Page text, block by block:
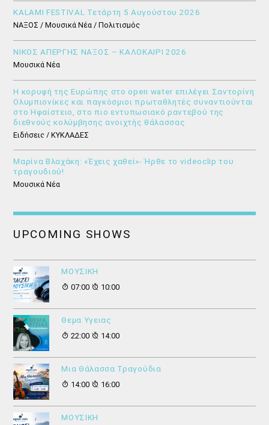
KALAMI FESTIVAL Τετάρτη 5 Αυγούστου 2026
ΝΑΞΟΣ / Μουσικά Νέα / Πολιτισμός
ΝΙΚΟΣ ΑΠΕΡΓΗΣ ΝΑΞΟΣ – ΚΑΛΟΚΑΙΡΙ 2026
Μουσικά Νέα
Η κορυφή της Ευρώπης στο open water επιλέγει Σαντορίνη
Ολυμπιονίκες και παγκόσμιοι πρωταθλητές συναντιούνται
στο Ηφαίστειο, στο πιο εντυπωσιακό ραντεβού της
διεθνούς κολύμβησης ανοιχτής θάλασσας
Ειδήσεις / ΚΥΚΛΑΔΕΣ
Μαρίνα Βλαχάκη: «Έχεις χαθεί»- Ήρθε το videoclip του
τραγουδιού!
Μουσικά Νέα
UPCOMING SHOWS
ΜΟΥΣΙΚΗ
07:00
10:00
Θεμα Υγειας
22:00
14:00
Μια Θάλασσα Τραγούδια
14:00
16:00
ΜΟΥΣΙΚΗ